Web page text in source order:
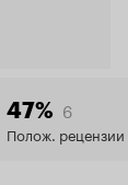
47% 6
Полож. рецензии